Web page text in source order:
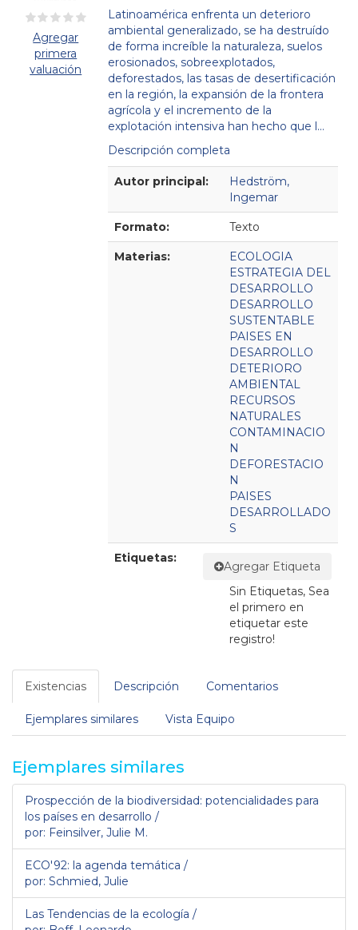
Agregar
primera
valuación
Latinoamérica enfrenta un deterioro
ambiental generalizado, se ha destruído
de forma increíble la naturaleza, suelos
erosionados, sobreexplotados,
deforestados, las tasas de desertificación
en la región, la expansión de la frontera
agrícola y el incremento de la
explotación intensiva han hecho que l...
Descripción completa
Detalles Bibliográficos
Autor principal:
Hedström,
Ingemar
Formato: Texto
Materias:
ECOLOGIA
ESTRATEGIA DEL
DESARROLLO
DESARROLLO
SUSTENTABLE
PAISES EN
DESARROLLO
DETERIORO
AMBIENTAL
RECURSOS
NATURALES
CONTAMINACIO
N
DEFORESTACIO
N
PAISES
DESARROLLADO
S
Etiquetas:
Agregar Etiqueta
Sin Etiquetas, Sea
el primero en
etiquetar este
registro!
Existencias Descripción Comentarios
Ejemplares similares Vista Equipo
Ejemplares similares
Prospección de la biodiversidad: potencialidades para
los países en desarrollo /
por: Feinsilver, Julie M.
ECO'92: la agenda temática /
por: Schmied, Julie
Las Tendencias de la ecología /